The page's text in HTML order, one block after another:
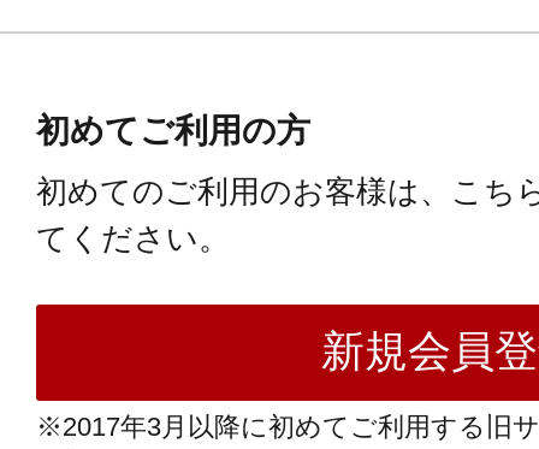
初めてご利用の方
初めてのご利用のお客様は、こち
てください。
※2017年3月以降に初めてご利用する旧